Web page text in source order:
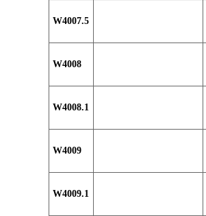
W4007.5
W4008
W4008.1
W4009
W4009.1